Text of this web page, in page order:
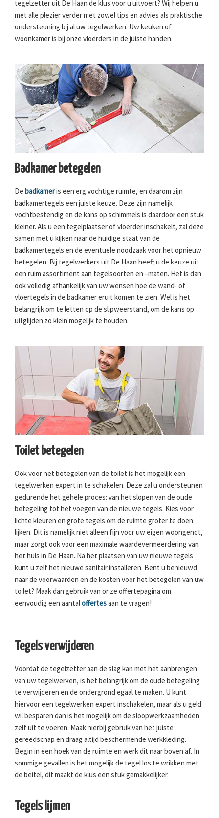
tegelzetter uit De Haan de klus voor u uitvoert? Wij helpen u
met alle plezier verder met zowel tips en advies als praktische
ondersteuning bij al uw tegelwerken. Uw keuken of
woonkamer is bij onze vloerders in de juiste handen.
Badkamer betegelen
De badkameris een erg vochtige ruimte, en daarom zijn
badkamertegels een juiste keuze. Deze zijn namelijk
vochtbestendig en de kans op schimmels is daardoor een stuk
kleiner. Als u een tegelplaatser of vloerder inschakelt, zal deze
samen met u kijken naar de huidige staat van de
badkamertegels en de eventuele noodzaak voor het opnieuw
betegelen. Bij tegelwerkers uit De Haan heeft u de keuze uit
een ruim assortiment aan tegelsoorten en –maten. Het is dan
ook volledig afhankelijk van uw wensen hoe de wand- of
vloertegels in de badkamer eruit komen te zien. Wel is het
belangrijk om te letten op de slipweerstand, om de kans op
uitglijden zo klein mogelijk te houden.
Toilet betegelen
Ook voor het betegelen van de toilet is het mogelijk een
tegelwerken expert in te schakelen. Deze zal u ondersteunen
gedurende het gehele proces: van het slopen van de oude
betegeling tot het voegen van de nieuwe tegels. Kies voor
lichte kleuren en grote tegels om de ruimte groter te doen
lijken. Dit is namelijk niet alleen fijn voor uw eigen woongenot,
maar zorgt ook voor een maximale waardevermeerdering van
het huis in De Haan. Na het plaatsen van uw nieuwe tegels
kunt u zelf het nieuwe sanitair installeren. Bent u benieuwd
naar de voorwaarden en de kosten voor het betegelen van uw
toilet? Maak dan gebruik van onze offertepagina om
eenvoudig een aantaloffertesaan te vragen!
Tegels verwijderen
Voordat de tegelzetter aan de slag kan met het aanbrengen
van uw tegelwerken, is het belangrijk om de oude betegeling
te verwijderen en de ondergrond egaal te maken. U kunt
hiervoor een tegelwerken expert inschakelen, maar als u geld
wil besparen dan is het mogelijk om de sloopwerkzaamheden
zelf uit te voeren. Maak hierbij gebruik van het juiste
gereedschap en draag altijd beschermende werkkleding.
Begin in een hoek van de ruimte en werk dit naar boven af. In
sommige gevallen is het mogelijk de tegel los te wrikken met
de beitel, dit maakt de klus een stuk gemakkelijker.
Tegels lijmen